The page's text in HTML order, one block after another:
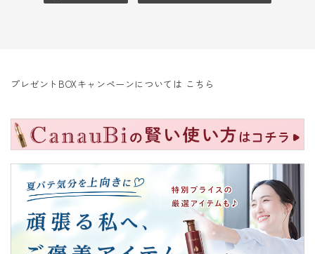
プレゼントBOXキャンペーンについては こちら